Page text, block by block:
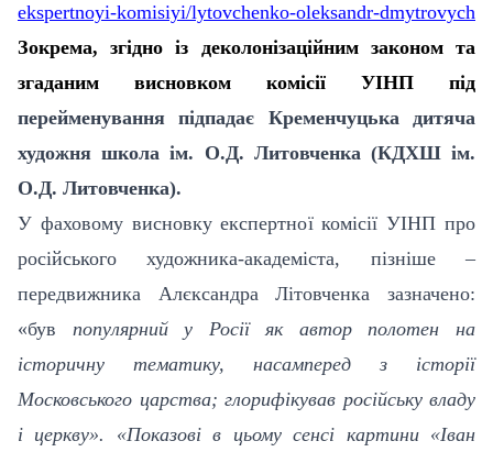
ekspertnoyi-komisiyi/lytovchenko-oleksandr-dmytrovych
Зокрема, згідно із деколонізаційним законом та
згаданим висновком комісії УІНП під
перейменування підпадає Кременчуцька дитяча
художня школа ім. О.Д. Литовченка (КДХШ ім.
О.Д. Литовченка).
У фаховому висновку експертної комісії УІНП про
російського художника-академіста, пізніше –
передвижника Алєксандра Літовченка зазначено:
«був популярний у Росії як автор полотен на
історичну тематику, насамперед з історії
Московського царства; глорифікував російську владу
і церкву». «Показові в цьому сенсі картини «Іван